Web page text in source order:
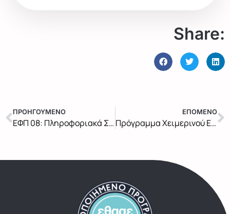
Share:
ΠΡΟΗΓΟΥΜΕΝΟ
ΕΦΠ 08: Πληροφοριακά Συστήματα και Καινοτομία ΙΙ
ΕΠΟΜΕΝΟ
Πρόγραμμα Χειμερινού Εξαμήνου 2022-2023